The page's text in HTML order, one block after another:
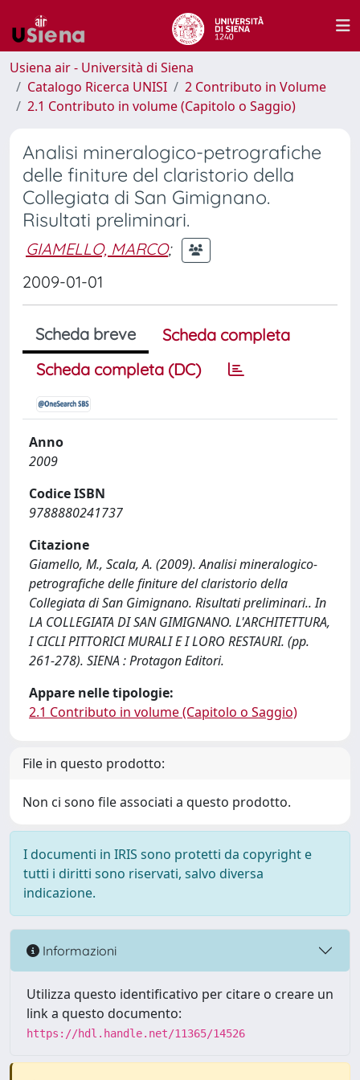
Usiena air - Università di Siena
Catalogo Ricerca UNISI
2 Contributo in Volume
2.1 Contributo in volume (Capitolo o Saggio)
Analisi mineralogico-petrografiche
delle finiture del claristorio della
Collegiata di San Gimignano.
Risultati preliminari.
GIAMELLO, MARCO;
2009-01-01
Scheda breve
Scheda completa
Scheda completa (DC)
Anno
2009
Codice ISBN
9788880241737
Citazione
Giamello, M., Scala, A. (2009). Analisi mineralogico-
petrografiche delle finiture del claristorio della
Collegiata di San Gimignano. Risultati preliminari.. In
LA COLLEGIATA DI SAN GIMIGNANO. L'ARCHITETTURA,
I CICLI PITTORICI MURALI E I LORO RESTAURI. (pp.
261-278). SIENA : Protagon Editori.
Appare nelle tipologie:
2.1 Contributo in volume (Capitolo o Saggio)
File in questo prodotto:
Non ci sono file associati a questo prodotto.
I documenti in IRIS sono protetti da copyright e
tutti i diritti sono riservati, salvo diversa
indicazione.
Informazioni
Utilizza questo identificativo per citare o creare un
link a questo documento:
https://hdl.handle.net/11365/14526